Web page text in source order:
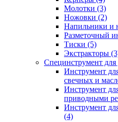
Молотки (3)
Ножовки (2)
Напильники и
Разметочный
Тиски (5)
Экстракторы
Специнструмент для
Инструмент
свечных и
Инструмент
приводными
Инструмент
(4)